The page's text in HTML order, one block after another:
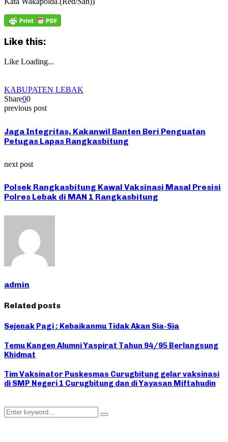
Like this:
Like Loading...
KABUPATEN LEBAK
Share00
previous post
Jaga Integritas, Kakanwil Banten Beri Penguatan
Petugas Lapas Rangkasbitung
next post
Polsek Rangkasbitung Kawal Vaksinasi Masal Presisi
Polres Lebak di MAN 1 Rangkasbitung
admin
Related posts
Sejenak Pagi : Kebaikanmu Tidak Akan Sia-Sia
Temu Kangen Alumni Yaspirat Tahun 94/95 Berlangsung
Khidmat
Tim Vaksinator Puskesmas Curugbitung gelar vaksinasi
di SMP Negeri 1 Curugbitung dan di Yayasan Miftahudin
Search
for:
Search